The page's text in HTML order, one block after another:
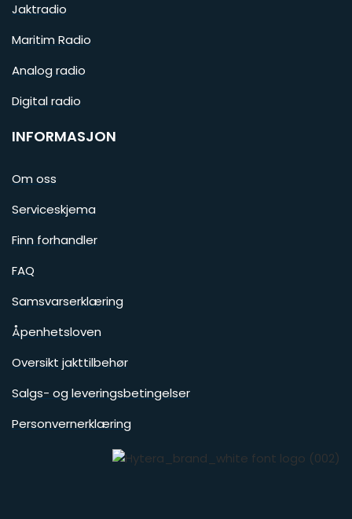
Jaktradio
Maritim Radio
Analog radio
Digital radio
INFORMASJON
Om oss
Serviceskjema
Finn forhandler
FAQ
Samsvarserklæring
Åpenhetsloven
Oversikt jakttilbehør
Salgs- og leveringsbetingelser
Personvernerklæring